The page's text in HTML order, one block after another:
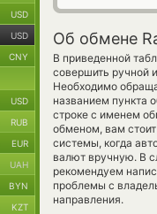
Об обмене
В приведенной
совершить ручной
Необходимо
названием пункта
строке с именем
обменом, вам
системы, когда
валют вручную. В
рекомендуем
проблемы с
направления.
USD
USD
CNY
USD
RUB
EUR
UAH
BYN
KZT